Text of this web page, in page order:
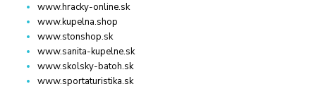
www.hracky-online.sk
www.kupelna.shop
www.stonshop.sk
www.sanita-kupelne.sk
www.skolsky-batoh.sk
www.sportaturistika.sk